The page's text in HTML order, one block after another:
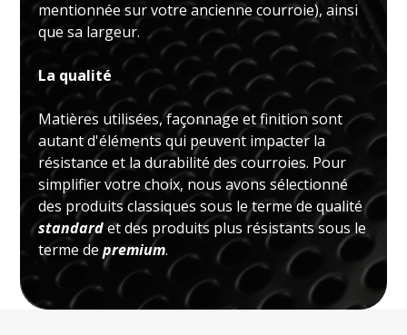
mentionnée sur votre ancienne courroie), ainsi
que sa largeur.
La qualité
Matières utilisées, façonnage et finition sont
autant d'éléments qui peuvent impacter la
résistance et la durabilité des courroies. Pour
simplifier votre choix, nous avons sélectionné
des produits classiques sous le terme de qualité
standardet des produits plus résistants sous le
terme depremium.